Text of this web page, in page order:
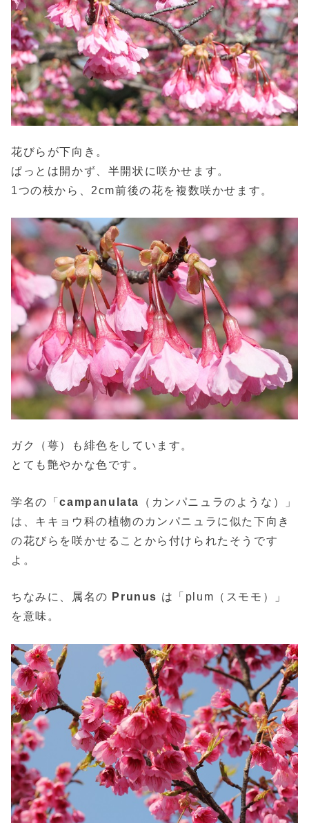
花びらが下向き。
ぱっとは開かず、半開状に咲かせます。
1つの枝から、2cm前後の花を複数咲かせます。
ガク（萼）も緋色をしています。
とても艶やかな色です。
学名の「campanulata
（カンパニュラのような）」
は、キキョウ科の植物のカンパニュラに似た下向き
の花びらを咲かせることから付けられたそうです
よ。
ちなみに、属名の Prunus は「plum（スモモ）」
を意味。